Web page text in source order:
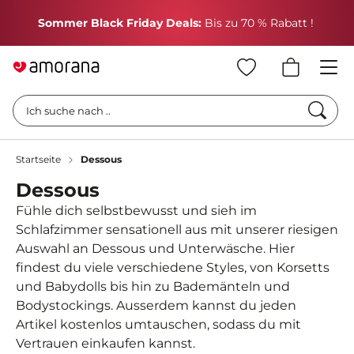
einkaufst
Ich suche nach ..
Startseite Dessous
Dessous
Fühle dich selbstbewusst und sieh im
Schlafzimmer sensationell aus mit unserer riesigen
Auswahl an Dessous und Unterwäsche. Hier
findest du viele verschiedene Styles, von Korsetts
und Babydolls bis hin zu Bademänteln und
Bodystockings. Ausserdem kannst du jeden
Artikel kostenlos umtauschen, sodass du mit
Vertrauen einkaufen kannst.